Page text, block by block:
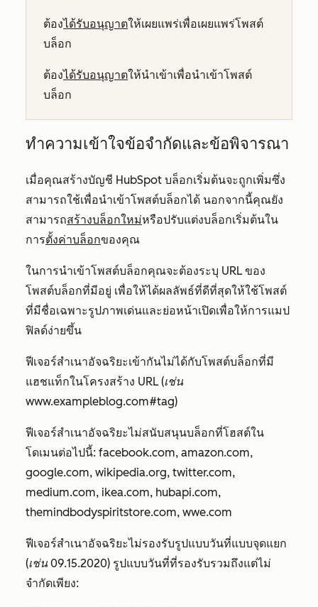
ต้องได้รับอนุญาตให้เผยแพร่เพื่อเผยแพร่โพสต์
บล็อก
ต้องได้รับอนุญาตให้นำเข้าเพื่อนำเข้าโพสต์
บล็อก
ทำความเข้าใจข้อจำกัดและข้อพิจารณา
เมื่อคุณสร้างบัญชี HubSpot บล็อกเริ่มต้นจะถูกเพิ่มซึ่ง
สามารถใช้เพื่อนำเข้าโพสต์บล็อกได้ นอกจากนี้คุณยัง
สามารถสร้างบล็อกใหม่หรือปรับแต่งบล็อกเริ่มต้นใน
การตั้งค่าบล็อกของคุณ
ในการนำเข้าโพสต์บล็อกคุณจะต้องระบุ URL ของ
โพสต์บล็อกที่มีอยู่ เพื่อให้ได้ผลลัพธ์ที่ดีที่สุดให้ใช้โพสต์
ที่มีชื่อเฉพาะรูปภาพเด่นและย่อหน้าเปิดเพื่อให้การแมป
ฟิลด์ง่ายขึ้น
ฟีเจอร์สำเนาอัจฉริยะเข้ากันไม่ได้กับโพสต์บล็อกที่มี
แฮชแท็กในโครงสร้าง URL (เช่น
www.exampleblog.com#tag)
ฟีเจอร์สำเนาอัจฉริยะไม่สนับสนุนบล็อกที่โฮสต์ใน
โดเมนต่อไปนี้: facebook.com, amazon.com,
google.com, wikipedia.org, twitter.com,
medium.com, ikea.com, hubapi.com,
themindbodyspiritstore.com, wwe.com
ฟีเจอร์สำเนาอัจฉริยะไม่รองรับรูปแบบวันที่แบบจุดแยก
(เช่น 09.15.2020) รูปแบบวันที่ที่รองรับรวมถึงแต่ไม่
จำกัดเพียง: